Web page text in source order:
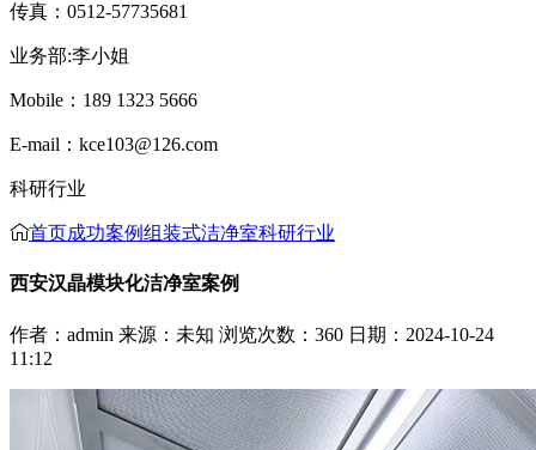
传真：0512-57735681
业务部:李小姐
Mobile：189 1323 5666
E-mail：kce103@126.com
科研行业
首页成功案例组装式洁净室科研行业
西安汉晶模块化洁净室案例
作者：admin 来源：未知 浏览次数： 360 日期：2024-10-24
11:12